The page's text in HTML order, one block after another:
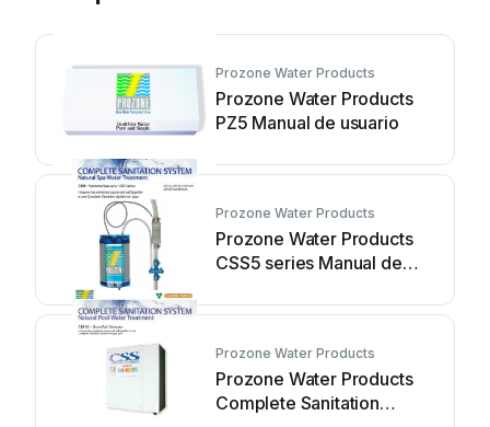
Prozone Water Products
Prozone Water Products
PZ5 Manual de usuario
Prozone Water Products
Prozone Water Products
CSS5 series Manual de
Prozone Water Products
Prozone Water Products
Complete Sanitation